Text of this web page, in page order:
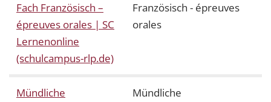
Fach Französisch –
épreuves orales | SC
Lernenonline
(schulcampus-rlp.de)
Französisch - épreuves
orales
Mündliche
Mündliche